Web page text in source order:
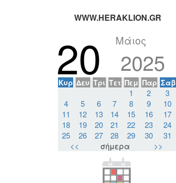
WWW.HERAKLION.GR
20 Μάιος
2025
Κυρ Δευ Τρι Τετ Πεμ Παρ Σαβ
1 2
3
4
5 6 7 8 9
10
11
12 13 14 15 16
17
18
19 20 21 22 23
24
25
26 27 28 29 30
31
<<
σήμερα >>